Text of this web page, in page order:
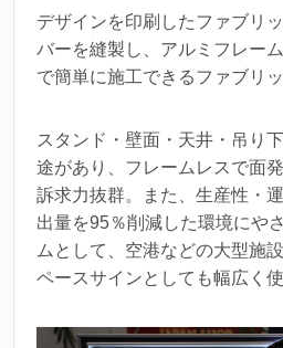
デザインを印刷したファブリ
バーを縫製し、アルミフレー
で簡単に施工できるファブリ
スタンド・壁面・天井・吊り
途があり、フレームレスで面
訴求力抜群。また、生産性・
出量を95％削減した環境にや
ムとして、空港などの大型施
ペースサインとしても幅広く